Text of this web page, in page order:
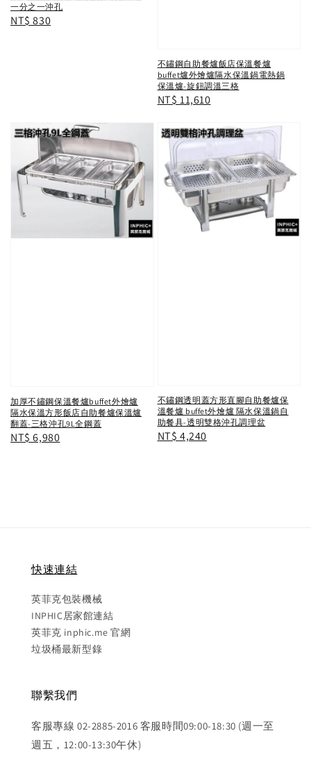
一分之一沖孔
Regular
NT$ 830
不鏽鋼自助餐爐飯店保溫餐爐
buffet爐外燴爐隔水保溫鍋電熱鍋
保溫爐-旋鈕調溫三格
Regular
NT$ 11,610
加厚不鏽鋼保溫餐爐buffet外燴爐
隔水保溫方形飯店自助餐爐保溫爐
翻蓋-三格沖孔9L全鋼蓋
Regular
NT$ 6,980
不鏽鋼透明蓋方形直腳自助餐爐保
溫餐爐 buffet外燴爐 隔水保溫鍋自
助餐具-透明雙格沖孔調理盆
Regular
NT$ 4,240
快速連結
英菲克包裝機械
INPHIC居家館連結
英菲克 inphic.me 官網
垃圾桶最新型錄
聯繫我們
客服專線 02-2885-2016 客服時間09:00-18:30 (週一至
週五，12:00-13:30午休)